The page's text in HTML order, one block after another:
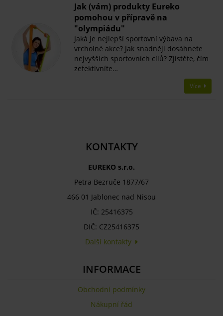
Jak (vám) produkty Eureko
pomohou v přípravě na
"olympiádu"
Jaká je nejlepší sportovní výbava na
vrcholné akce? Jak snadněji dosáhnete
nejvyšších sportovních cílů? Zjistěte, čím
zefektivníte…
Více
KONTAKTY
EUREKO s.r.o.
Petra Bezruče 1877/67
466 01 Jablonec nad Nisou
IČ: 25416375
DIČ: CZ25416375
Další kontakty
INFORMACE
Obchodní podmínky
Nákupní řád